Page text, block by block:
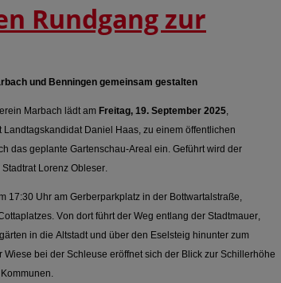
Rundgang zur
und Benningen gemeinsam gestalten
Marbach lädt am Freitag, 19. September 2025,
Landtagskandidat Daniel Haas, zu einem öffentlichen
das geplante Gartenschau-Areal ein. Geführt wird der
Lorenz Obleser.
17:30 Uhr am Gerberparkplatz in der Bottwartalstraße,
Von dort führt der Weg entlang der Stadtmauer,
in die Altstadt und über den Eselsteig hinunter zum
Wiese bei der Schleuse eröffnet sich der Blick zur Schillerhöhe